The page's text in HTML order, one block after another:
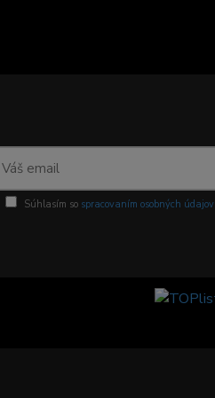
Súhlasím so spracovaním osobných údajov